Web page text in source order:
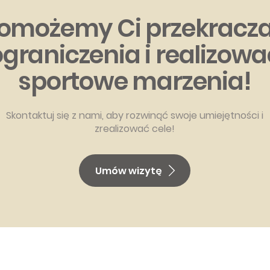
Ci
i
sportowe marzenia!
Skontaktuj się z nami, aby rozwinąć swoje umiejętności i
zrealizować cele!
Umów wizytę